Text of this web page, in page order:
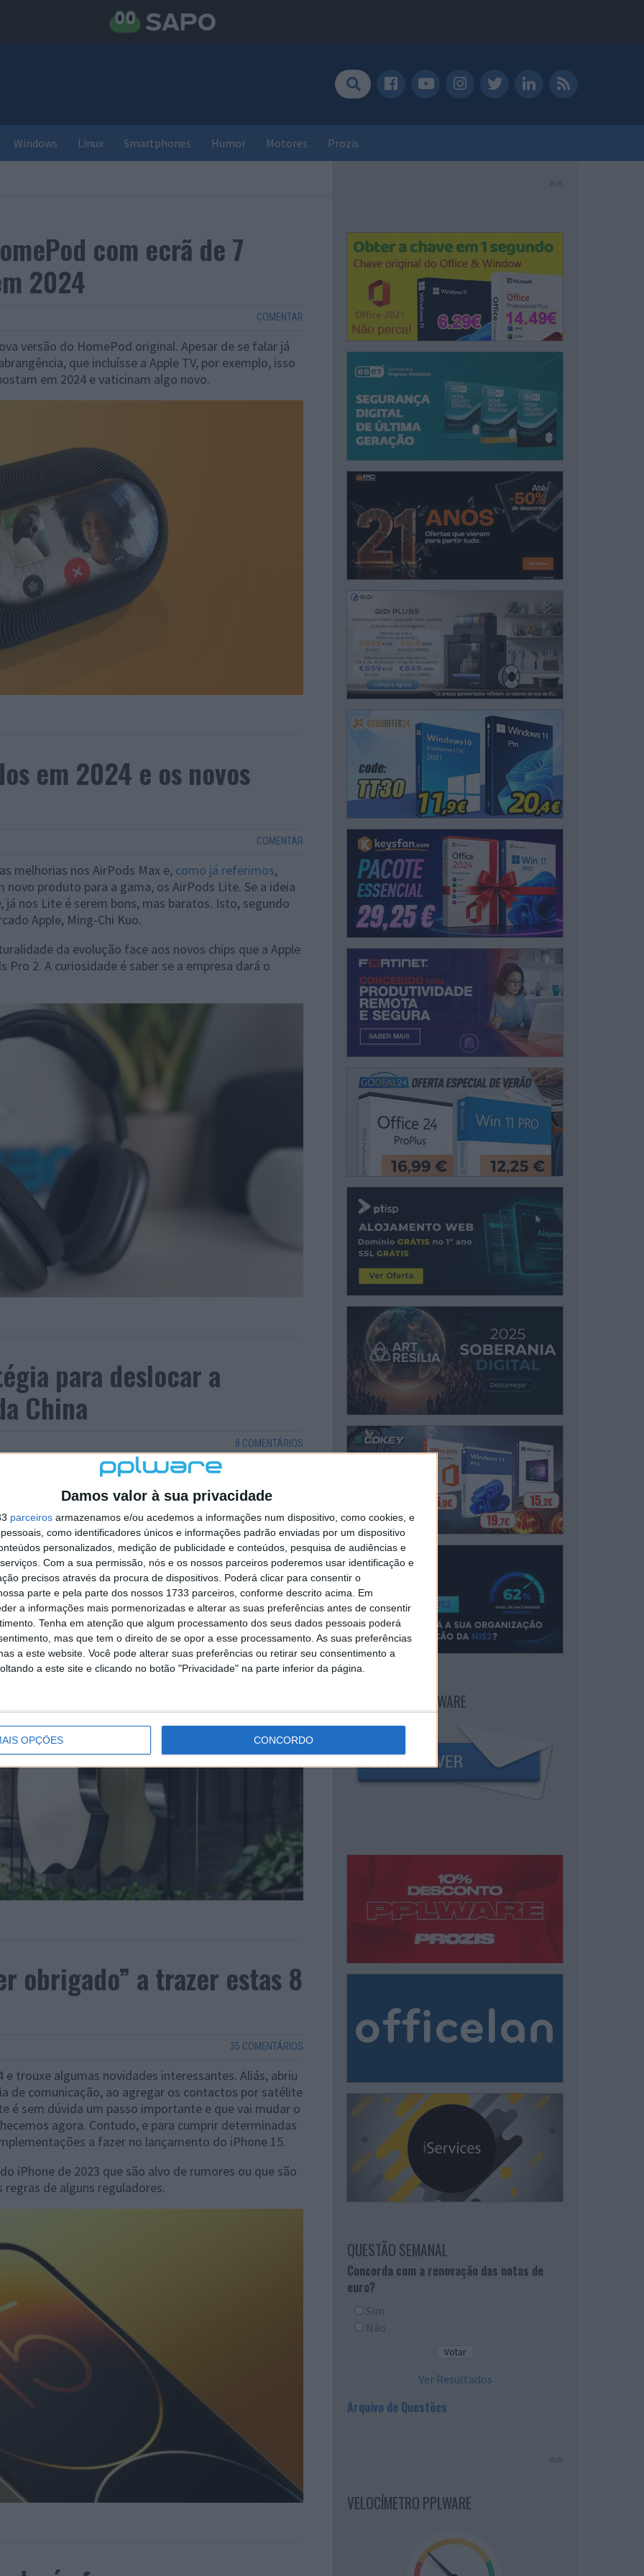
Damos valor à sua privacidade
parceiros armazenamos e/ou acedemos a informações num dispositivo, como cookies, e
como identificadores únicos e informações padrão enviadas por um dispositivo
personalizados, medição de publicidade e conteúdos, pesquisa de audiências e
Com a sua permissão, nós e os nossos parceiros poderemos usar identificação e
precisos através da procura de dispositivos. Poderá clicar para consentir o
parte e pela parte dos nossos 1733 parceiros, conforme descrito acima. Em
a informações mais pormenorizadas e alterar as suas preferências antes de consentir
Tenha em atenção que algum processamento dos seus dados pessoais poderá
mas que tem o direito de se opor a esse processamento. As suas preferências
a este website. Você pode alterar suas preferências ou retirar seu consentimento a
a este site e clicando no botão "Privacidade" na parte inferior da página.
OPÇÕES CONCORDO
Windows Linux Smartphones Humor Motores Prozis
com ecrã de 7
2024
COMENTAR
versão do HomePod original. Apesar de se falar já
que incluísse a Apple TV, por exemplo, isso
em 2024 e vaticinam algo novo.
em 2024 e os novos
COMENTAR
melhorias nos AirPods Max e, como já referimos,
produto para a gama, os AirPods Lite. Se a ideia
, já nos Lite é serem bons, mas baratos. Isto, segundo
Apple, Ming-Chi Kuo.
da evolução face aos novos chips que a Apple
2. A curiosidade é saber se a empresa dará o
para deslocar a
China
8 COMENTÁRIOS
às fábricas da China para produzir os seus
diversificar ainda mais a sua cadeia de
da China, quer ao nível da saúde pública, quer
14 Pro e Pro Max têm sido duramente atingido
das autoridades chinesas para controlar a Covid-
obrigado” a trazer estas 8
35 COMENTÁRIOS
trouxe algumas novidades interessantes. Aliás, abriu
de comunicação, ao agregar os contactos por satélite
é sem dúvida um passo importante e que vai mudar o
agora. Contudo, e para cumprir determinadas
a fazer no lançamento do iPhone 15.
‌iPhone de 2023 que são alvo de rumores ou que são
de alguns reguladores.
PUB
NEWSLETTER PPLWARE
QUESTÃO SEMANAL
Concorda com a renovação das notas de
euro?
Sim
Não
Ver Resultados
Arquivo de Questões
PUB
VELOCÍMETRO PPLWARE